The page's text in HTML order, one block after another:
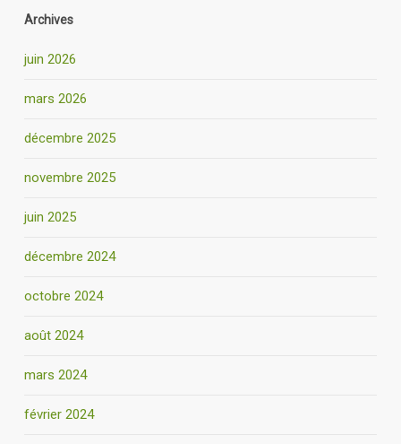
Archives
juin 2026
mars 2026
décembre 2025
novembre 2025
juin 2025
décembre 2024
octobre 2024
août 2024
mars 2024
février 2024